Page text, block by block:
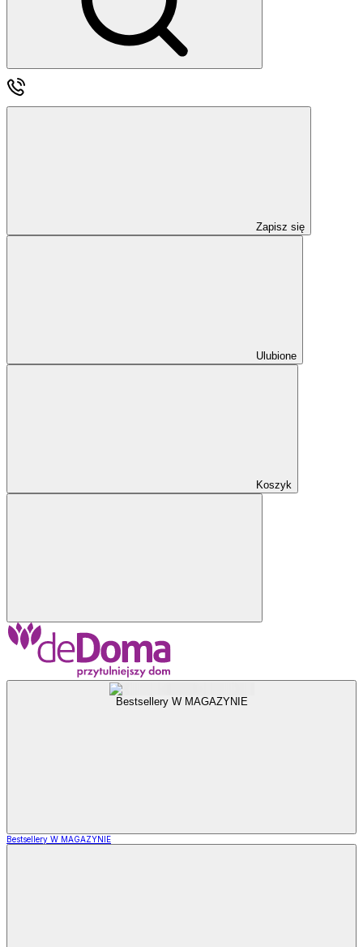
Zapisz się
Ulubione
Koszyk
Bestsellery W MAGAZYNIE
Bestsellery W MAGAZYNIE